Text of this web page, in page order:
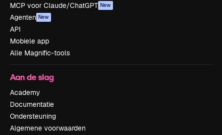
MCP voor Claude/ChatGPT New
Agenten New
API
Mobiele app
Alle Magnific-tools
Aan de slag
Academy
Documentatie
Ondersteuning
Algemene voorwaarden